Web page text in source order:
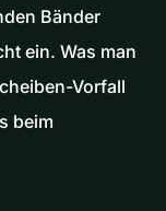
Bänder
ein. Was man
Vorfall
beim